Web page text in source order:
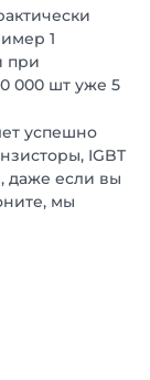
1
при
000 шт уже 5
успешно
IGBT
даже если вы
мы